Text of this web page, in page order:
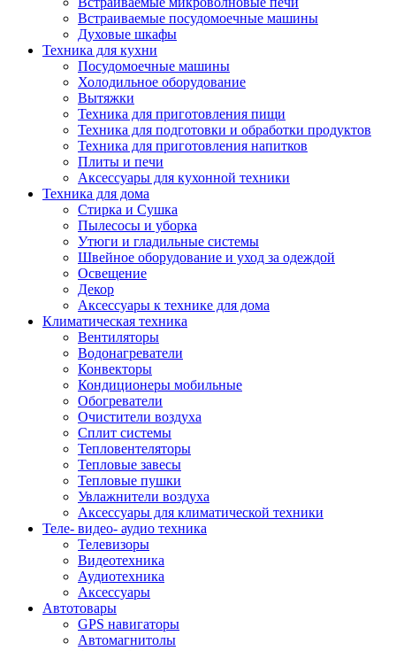
Встраиваемые посудомоечные машины
Духовые шкафы
Техника для кухни
Посудомоечные машины
Холодильное оборудование
Вытяжки
Техника для приготовления пищи
Техника для подготовки и обработки продуктов
Техника для приготовления напитков
Плиты и печи
Аксессуары для кухонной техники
Техника для дома
Стирка и Сушка
Пылесосы и уборка
Утюги и гладильные системы
Швейное оборудование и уход за одеждой
Освещение
Декор
Аксессуары к технике для дома
Климатическая техника
Вентиляторы
Водонагреватели
Конвекторы
Кондиционеры мобильные
Обогреватели
Очистители воздуха
Сплит системы
Тепловентеляторы
Тепловые завесы
Тепловые пушки
Увлажнители воздуха
Аксессуары для климатической техники
Теле- видео- аудио техника
Телевизоры
Видеотехника
Аудиотехника
Аксессуары
Автотовары
GPS навигаторы
Автомагнитолы